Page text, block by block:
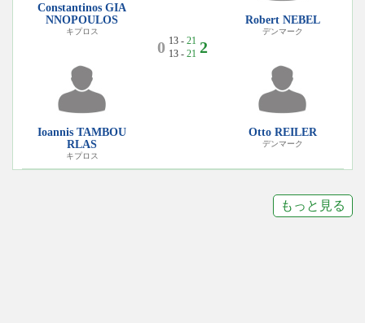
Constantinos GIA
NNOPOULOS
キプロス
Ioannis TAMBOU
RLAS
キプロス
0 13 - 21
13 - 21 2
Robert NEBEL
デンマーク
Otto REILER
デンマーク
もっと見る